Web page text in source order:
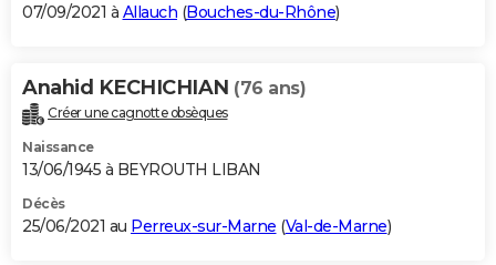
07/09/2021 à Allauch (Bouches-du-Rhône)
Anahid KECHICHIAN (76 ans)
Créer une cagnotte obsèques
Naissance
13/06/1945 à BEYROUTH LIBAN
Décès
25/06/2021 au Perreux-sur-Marne (Val-de-Marne)